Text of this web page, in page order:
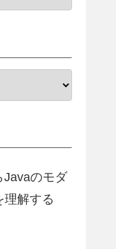
Javaのモダ
理解する